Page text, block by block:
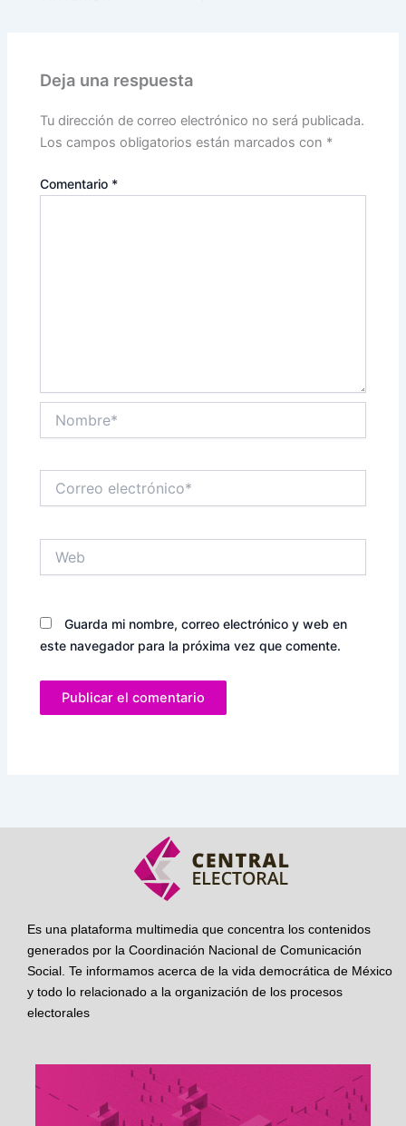
Deja una respuesta
Tu dirección de correo electrónico no será publicada.
Los campos obligatorios están marcados con *
Comentario *
electrónico*
Guarda mi nombre, correo electrónico y web en
este navegador para la próxima vez que comente.
Es una plataforma multimedia que concentra los contenidos
generados por la Coordinación Nacional de Comunicación
Social. Te informamos acerca de la vida democrática de México
y todo lo relacionado a la organización de los procesos
electorales